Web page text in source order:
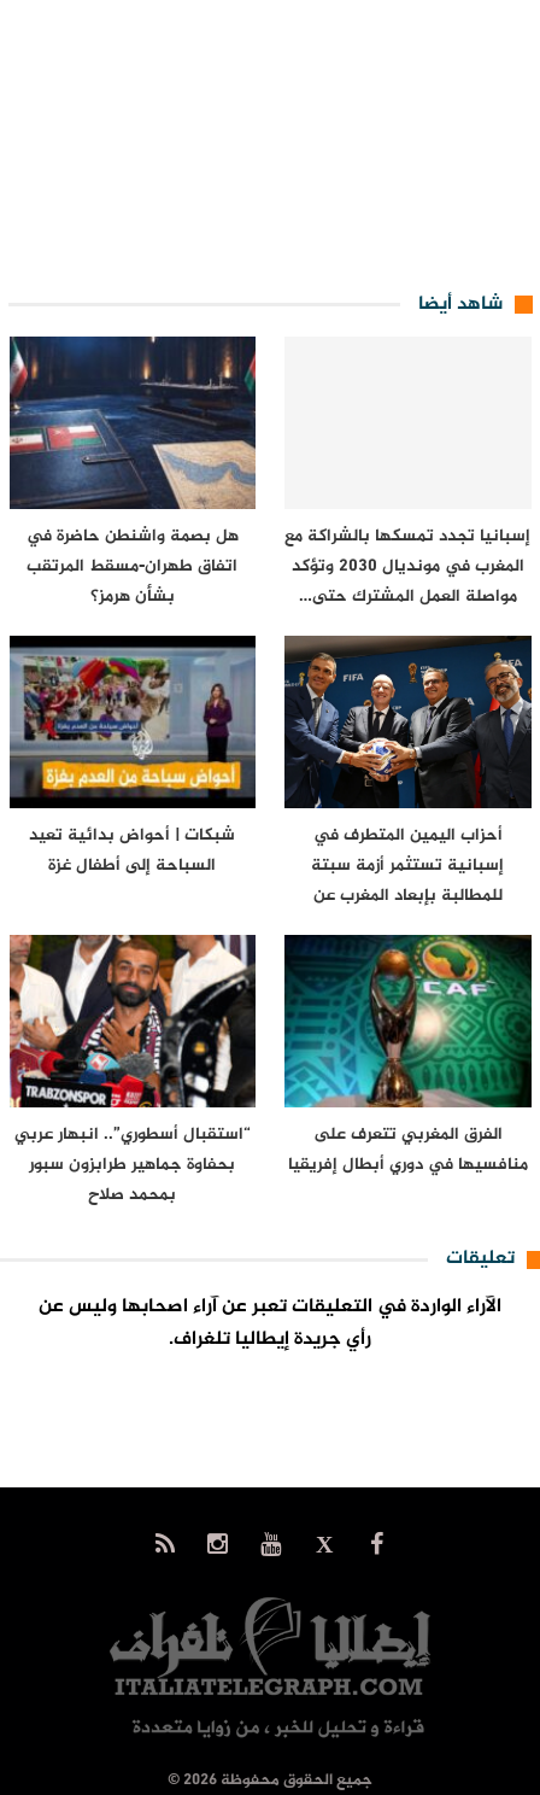
شاهد أيضا
إسبانيا تجدد تمسكها بالشراكة مع
المغرب في مونديال 2030 وتؤكد
مواصلة العمل المشترك حتى…
هل بصمة واشنطن حاضرة في
اتفاق طهران-مسقط المرتقب
بشأن هرمز؟
أحزاب اليمين المتطرف في
إسبانية تستثمر أزمة سبتة
للمطالبة بإبعاد المغرب عن
شبكات | أحواض بدائية تعيد
السباحة إلى أطفال غزة
الفرق المغربي تتعرف على
منافسيها في دوري أبطال إفريقيا
“استقبال أسطوري”.. انبهار عربي
بحفاوة جماهير طرابزون سبور
بمحمد صلاح
تعليقات
الآراء الواردة في التعليقات تعبر عن آراء اصحابها وليس عن
رأي جريدة إيطاليا تلغراف.
© جميع الحقوق محفوظة 2026